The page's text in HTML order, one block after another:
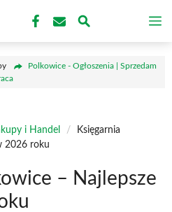
Polkowice - Ogłoszenia | Sprzedam
i Handel /
Księgarnia
2026 roku
– Najlepsze